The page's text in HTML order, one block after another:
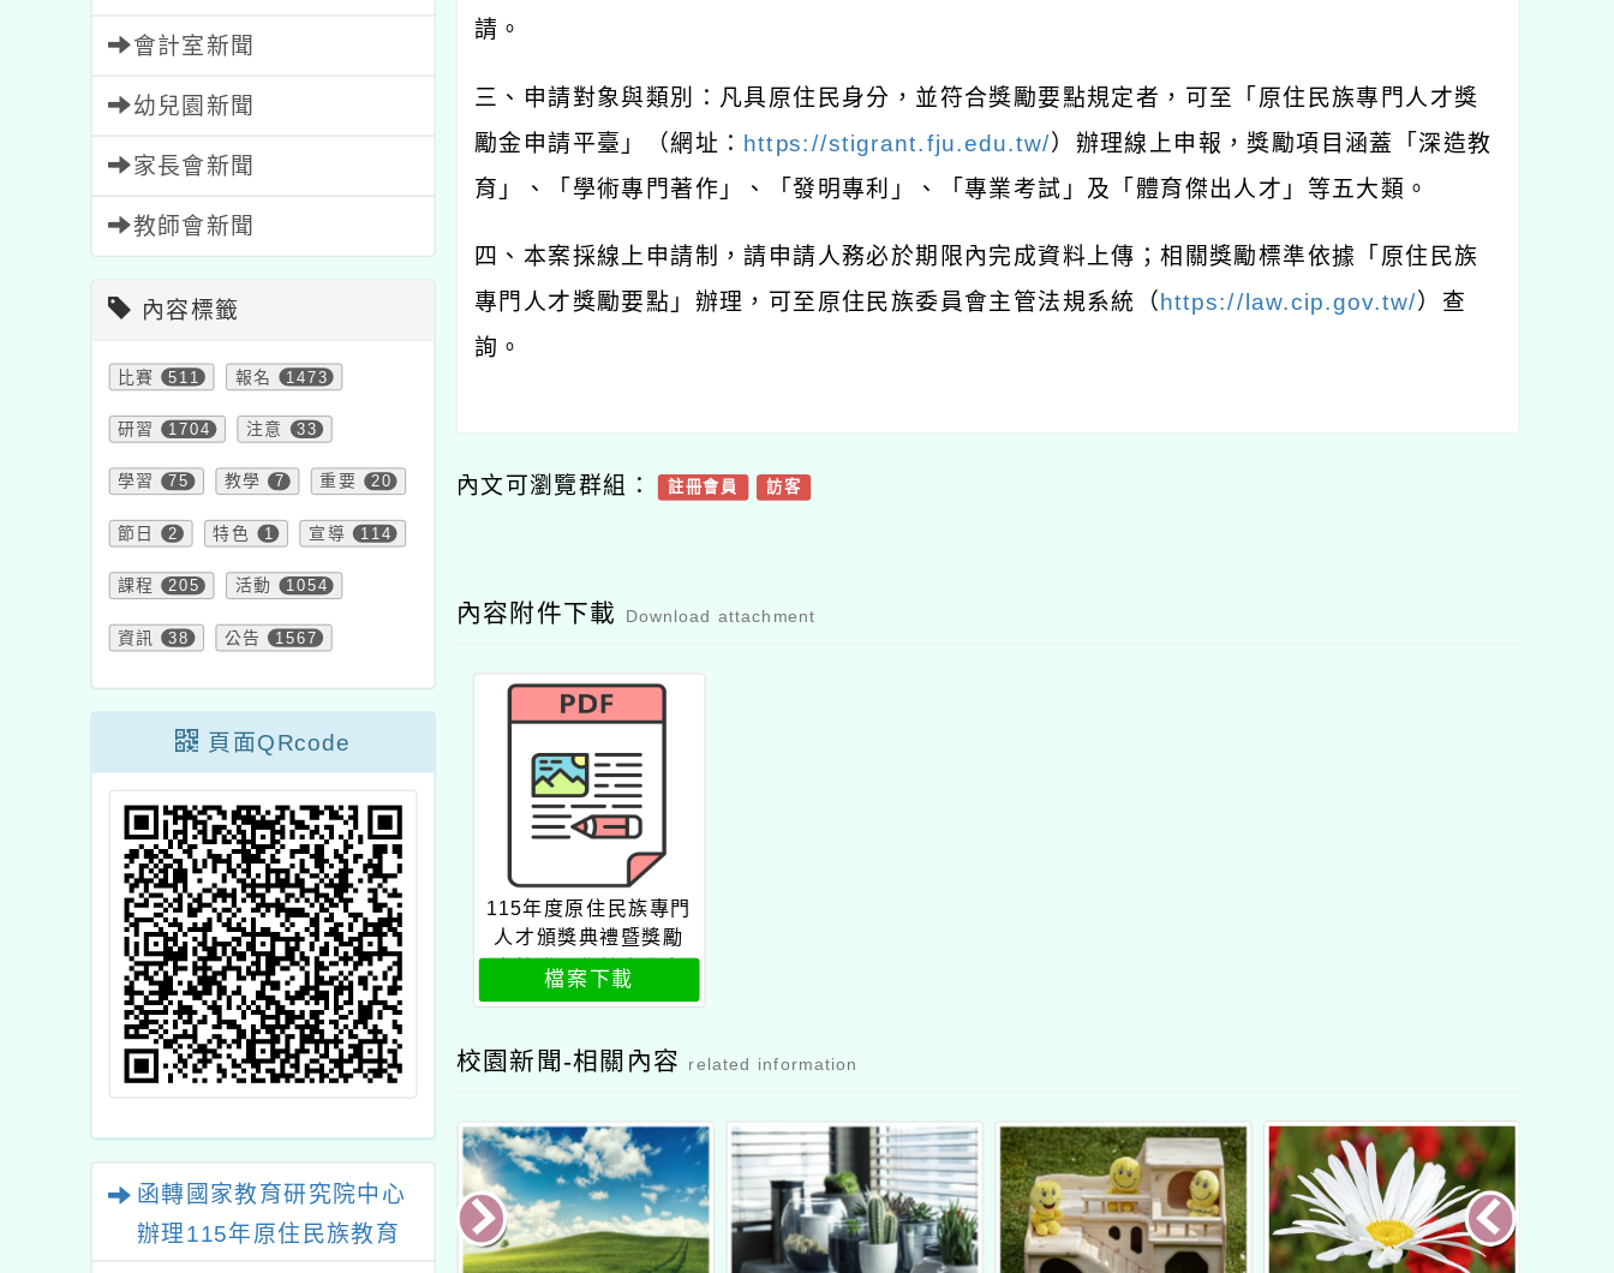
會計室新聞
幼兒園新聞
家長會新聞
教師會新聞
內容標籤
比賽 511 報名 1473
研習 1704 注意 33
學習 75 教學 7 重要 20
節日 2 特色 1 宣導 114
課程 205 活動 1054
資訊 38 公告 1567
頁面QRcode
函轉國家教育研究院中心
辦理115年原住民族教育
請。
三、申請對象與類別：凡具原住民身分，並符合獎勵要點規定者，可至「原住民族專門人才獎
勵金申請平臺」（網址： https://stigrant.fju.edu.tw/）辦理線上申報，獎勵項目涵蓋「深造教
育」、「學術專門著作」、「發明專利」、「專業考試」及「體育傑出人才」等五大類。
四、本案採線上申請制，請申請人務必於期限內完成資料上傳；相關獎勵標準依據「原住民族
專門人才獎勵要點」辦理，可至原住民族委員會主管法規系統（ https://law.cip.gov.tw/）查
詢。
內文可瀏覽群組： 註冊會員 訪客
內容附件下載 Download attachment
115年度原住民族專門
人才頒獎典禮暨獎勵
金核發工作計畫公文
檔案下載
校園新聞-相關內容 related information